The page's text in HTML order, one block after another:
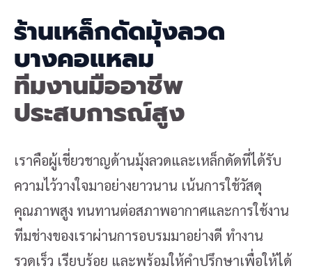
ร้านเหล็กดัดมุ้งลวด
บางคอแหลม
ทีมงานมืออาชีพ
ประสบการณ์สูง
เราคือผู้เชี่ยวชาญด้านมุ้งลวดและเหล็กดัดที่ได้รับ
ความไว้วางใจมาอย่างยาวนาน เน้นการใช้วัสดุ
คุณภาพสูง ทนทานต่อสภาพอากาศและการใช้งาน
ทีมช่างของเราผ่านการอบรมมาอย่างดี ทำงาน
รวดเร็ว เรียบร้อย และพร้อมให้คำปรึกษาเพื่อให้ได้